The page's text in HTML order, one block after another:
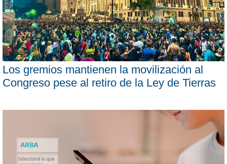
Los gremios mantienen la movilización al
Congreso pese al retiro de la Ley de Tierras